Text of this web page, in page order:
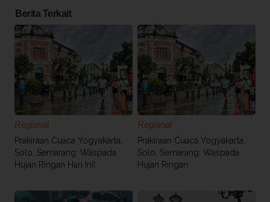
Berita Terkait
Regional
Prakiraan Cuaca Yogyakarta,
Solo, Semarang: Waspada
Hujan Ringan Hari Ini!
Regional
Prakiraan Cuaca Yogyakarta,
Solo, Semarang: Waspada
Hujan Ringan